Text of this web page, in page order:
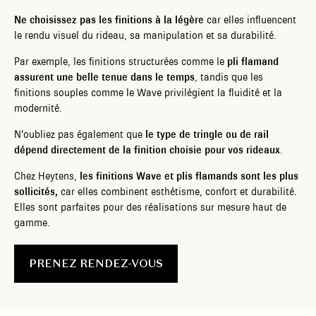
Ne choisissez pas les finitions à la légère car elles influencent
le rendu visuel du rideau, sa manipulation et sa durabilité.
Par exemple, les finitions structurées comme le pli flamand
assurent une belle tenue dans le temps, tandis que les
finitions souples comme le Wave privilégient la fluidité et la
modernité.
N’oubliez pas également que le type de tringle ou de rail
dépend directement de la finition choisie pour vos rideaux.
Chez Heytens, les finitions Wave et plis flamands sont les plus
sollicités, car elles combinent esthétisme, confort et durabilité.
Elles sont parfaites pour des réalisations sur mesure haut de
gamme.
PRENEZ RENDEZ-VOUS